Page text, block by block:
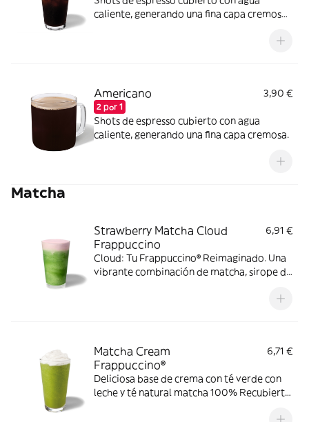
caliente, generando una fina capa cremosa
Americano
2 por 1
3,90 €
Shots de espresso cubierto con agua
caliente, generando una fina capa cremosa.
Matcha
Strawberry Matcha Cloud
Frappuccino
6,91 €
Cloud: Tu Frappuccino® Reimaginado. Una
vibrante combinación de matcha, sirope de
Matcha Cream
Frappuccino®
6,71 €
Deliciosa base de crema con té verde con
leche y té natural matcha 100% Recubierto